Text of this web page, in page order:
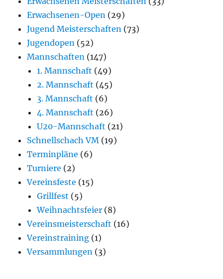
Erwachsenen-Open (29)
Jugend Meisterschaften (73)
Jugendopen (52)
Mannschaften (147)
1. Mannschaft (49)
2. Mannschaft (45)
3. Mannschaft (6)
4. Mannschaft (26)
U20-Mannschaft (21)
Schnellschach VM (19)
Terminpläne (6)
Turniere (2)
Vereinsfeste (15)
Grillfest (5)
Weihnachtsfeier (8)
Vereinsmeisterschaft (16)
Vereinstraining (1)
Versammlungen (3)